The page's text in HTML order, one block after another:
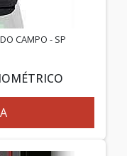
CAMPO - SP